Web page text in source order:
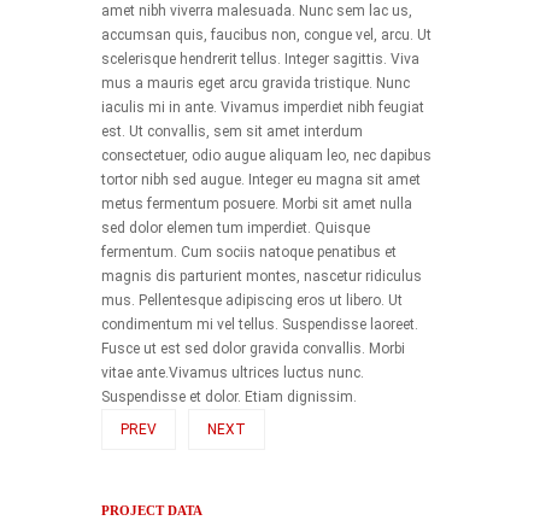
amet nibh viverra malesuada. Nunc sem lac us,
accumsan quis, faucibus non, congue vel, arcu. Ut
scelerisque hendrerit tellus. Integer sagittis. Viva
mus a mauris eget arcu gravida tristique. Nunc
iaculis mi in ante. Vivamus imperdiet nibh feugiat
est. Ut convallis, sem sit amet interdum
consectetuer, odio augue aliquam leo, nec dapibus
tortor nibh sed augue. Integer eu magna sit amet
metus fermentum posuere. Morbi sit amet nulla
sed dolor elemen tum imperdiet. Quisque
fermentum. Cum sociis natoque penatibus et
magnis dis parturient montes, nascetur ridiculus
mus. Pellentesque adipiscing eros ut libero. Ut
condimentum mi vel tellus. Suspendisse laoreet.
Fusce ut est sed dolor gravida convallis. Morbi
vitae ante.Vivamus ultrices luctus nunc.
Suspendisse et dolor. Etiam dignissim.
PREV
NEXT
PROJECT DATA